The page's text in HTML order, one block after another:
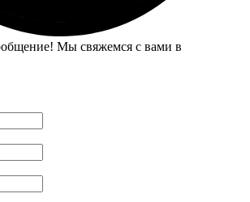
Мы свяжемся с вами в